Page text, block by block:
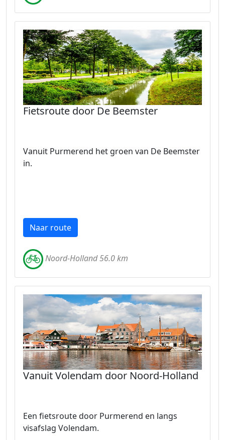
Fietsroute door De Beemster
Vanuit Purmerend het groen van De Beemster
in.
Naar route
Noord-Holland 56.0 km
Vanuit Volendam door Noord-Holland
Een fietsroute door Purmerend en langs
visafslag Volendam.